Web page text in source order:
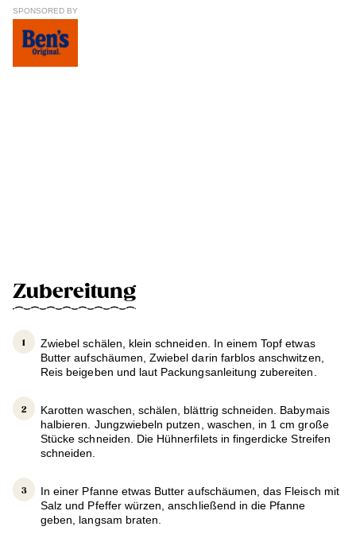
SPONSORED BY
Zubereitung
Zwiebel schälen, klein schneiden. In einem Topf etwas
Butter aufschäumen, Zwiebel darin farblos anschwitzen,
Reis beigeben und laut Packungsanleitung zubereiten.
Karotten waschen, schälen, blättrig schneiden. Babymais
halbieren. Jungzwiebeln putzen, waschen, in 1 cm große
Stücke schneiden. Die Hühnerfilets in fingerdicke Streifen
schneiden.
In einer Pfanne etwas Butter aufschäumen, das Fleisch mit
Salz und Pfeffer würzen, anschließend in die Pfanne
geben, langsam braten.